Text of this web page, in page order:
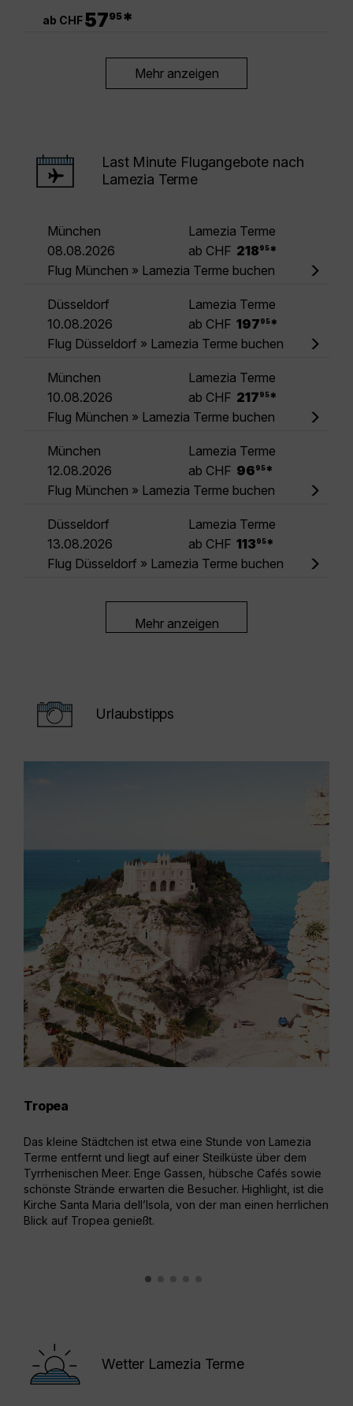
ab CHF5795*
Mehr anzeigen
Last Minute Flugangebote nach
Lamezia Terme
München
Lamezia Terme
08.08.2026
ab CHF 218 95 *
Flug München » Lamezia Terme buchen
Düsseldorf
Lamezia Terme
10.08.2026
ab CHF 197 95 *
Flug Düsseldorf » Lamezia Terme buchen
München
Lamezia Terme
10.08.2026
ab CHF 217 95 *
Flug München » Lamezia Terme buchen
München
Lamezia Terme
12.08.2026
ab CHF 96 95 *
Flug München » Lamezia Terme buchen
Düsseldorf
Lamezia Terme
13.08.2026
ab CHF 113 95 *
Flug Düsseldorf » Lamezia Terme buchen
Mehr anzeigen
Urlaubstipps
Tropea
Das kleine Städtchen ist etwa eine Stunde von Lamezia
Terme entfernt und liegt auf einer Steilküste über dem
Tyrrhenischen Meer. Enge Gassen, hübsche Cafés sowie
schönste Strände erwarten die Besucher. Highlight, ist die
Kirche Santa Maria dell’Isola, von der man einen herrlichen
Blick auf Tropea genießt.
Wetter Lamezia Terme